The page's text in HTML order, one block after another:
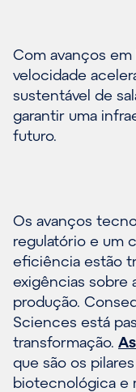
Com avanços
velocidade
sustentável de
garantir uma
futuro.
Os avanços
regulatório e um
eficiência estão
exigências sobre
produção.
Sciences está
transformação.
que são os
biotecnológica e